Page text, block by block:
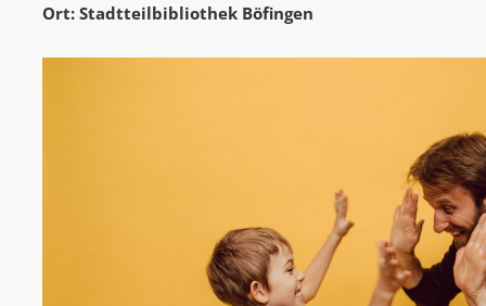
Ort: Stadtteilbibliothek Böfingen